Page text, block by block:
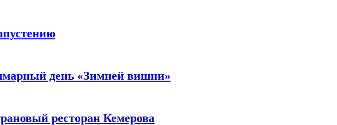
день «Зимней вишни»
ресторан Кемерова